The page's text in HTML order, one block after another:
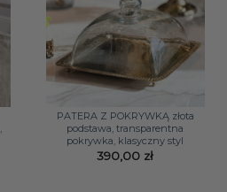
PATERA Z POKRYWKĄ złota
podstawa, transparentna
pokrywka, klasyczny styl
390,00 zł